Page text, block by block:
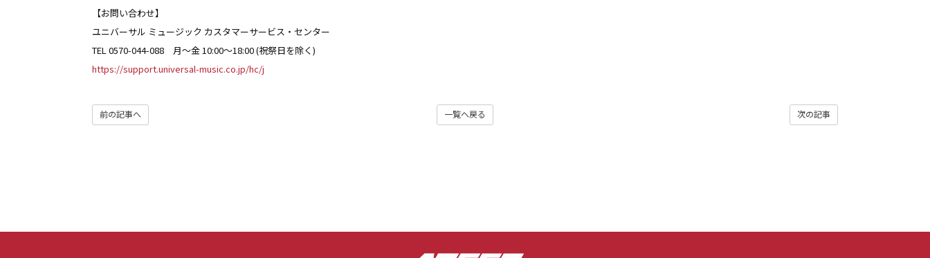
【お問い合わせ】
ユニバーサル ミュージック カスタマーサービス・センター
TEL 0570-044-088 月～金 10:00～18:00 (祝祭日を除く)
https://support.universal-music.co.jp/hc/j
次の記事
一覧へ戻る
前の記事へ